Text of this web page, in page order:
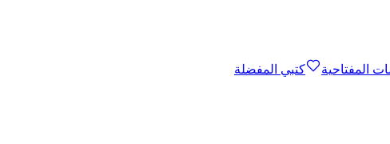
المفتاحية
كتبي المفضلة